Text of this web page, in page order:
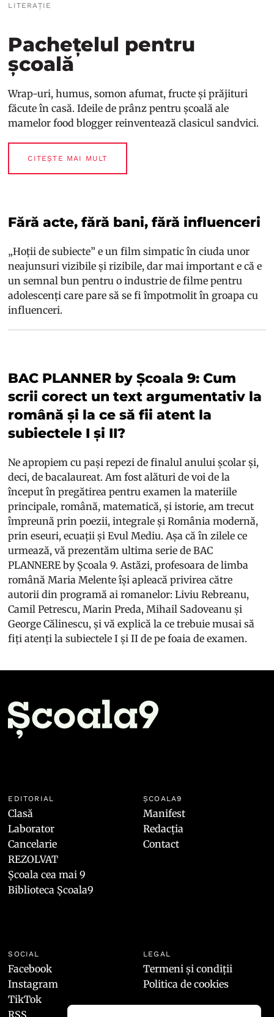
LITERAȚIE
Pachețelul pentru
școală
Wrap-uri, humus, somon afumat, fructe și prăjituri
făcute în casă. Ideile de prânz pentru școală ale
mamelor food blogger reinventează clasicul sandvici.
CITEȘTE MAI MULT
Fără acte, fără bani, fără influenceri
„Hoții de subiecte” e un film simpatic în ciuda unor
neajunsuri vizibile și rizibile, dar mai important e că e
un semnal bun pentru o industrie de filme pentru
adolescenți care pare să se fi împotmolit în groapa cu
influenceri.
BAC PLANNER by Școala 9: Cum
scrii corect un text argumentativ la
română și la ce să fii atent la
subiectele I și II?
Ne apropiem cu pași repezi de finalul anului școlar și,
deci, de bacalaureat. Am fost alături de voi de la
început în pregătirea pentru examen la materiile
principale, română, matematică, și istorie, am trecut
împreună prin poezii, integrale și România modernă,
prin eseuri, ecuații și Evul Mediu. Așa că în zilele ce
urmează, vă prezentăm ultima serie de BAC
PLANNERE by Școala 9. Astăzi, profesoara de limba
română Maria Melente își apleacă privirea către
autorii din programă ai romanelor: Liviu Rebreanu,
Camil Petrescu, Marin Preda, Mihail Sadoveanu și
George Călinescu, și vă explică la ce trebuie musai să
fiți atenți la subiectele I și II de pe foaia de examen.
EDITORIAL
Clasă
Laborator
Cancelarie
REZOLVAT
Școala cea mai 9
Biblioteca Școala9
ȘCOALA9
Manifest
Redacția
Contact
SOCIAL
Facebook
Instagram
TikTok
RSS
LEGAL
Termeni și condiții
Politica de cookies